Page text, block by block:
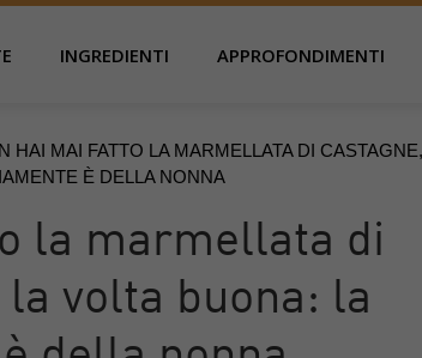
INGREDIENTI APPROFONDIMENTI
HAI MAI FATTO LA MARMELLATA DI CASTAGNE,
È DELLA NONNA
la marmellata di
volta buona: la